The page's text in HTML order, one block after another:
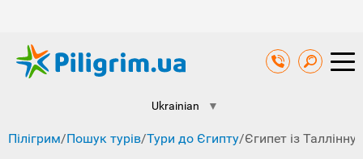
Ukrainian ▼
Пілігрим/Пошук турів/Тури до Єгипту/Єгипет із Таллінну